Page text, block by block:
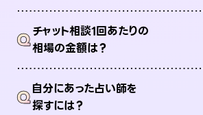
Qチャット相談1回あたりの
相場の金額は？
Q自分にあった占い師を
探すには？